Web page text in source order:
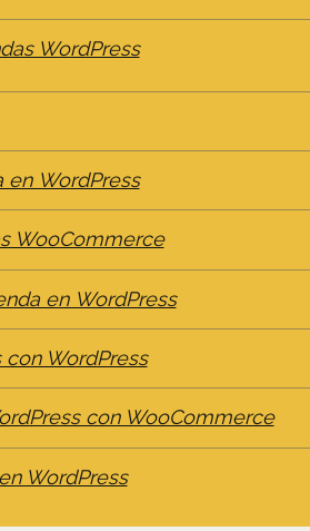
WordPress
en WordPress
WooCommerce
en WordPress
WordPress
con WooCommerce
WordPress